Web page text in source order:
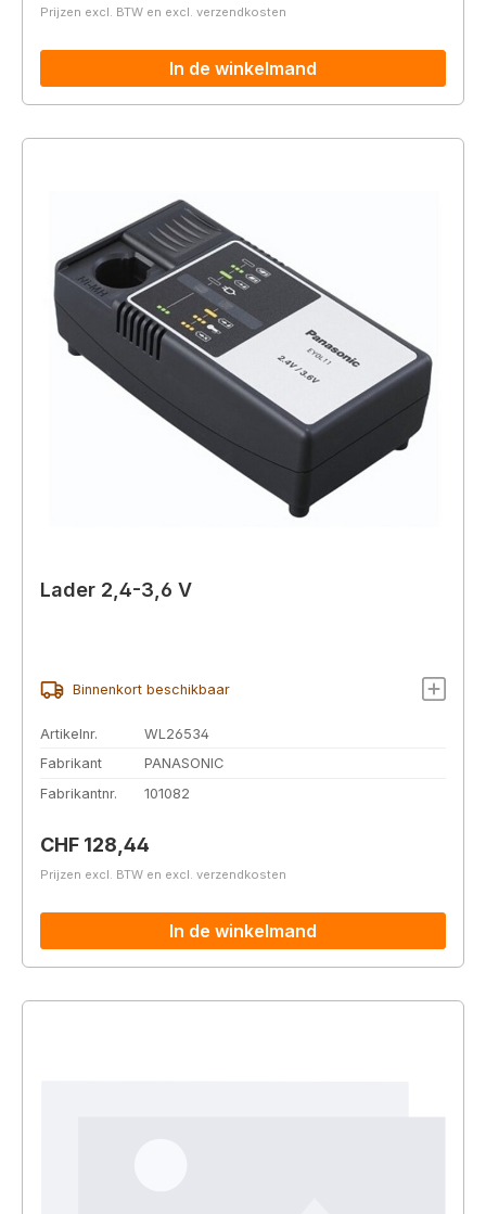
Prijzen excl. BTW en excl. verzendkosten
In de winkelmand
Lader 2,4-3,6 V
Binnenkort beschikbaar
Artikelnr.
WL26534
Fabrikant
PANASONIC
Fabrikantnr.
101082
Normale prijs:
CHF 128,44
Prijzen excl. BTW en excl. verzendkosten
In de winkelmand